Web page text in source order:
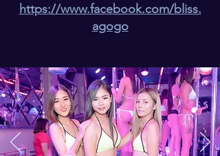
https://www.facebook.com/bliss.
agogo